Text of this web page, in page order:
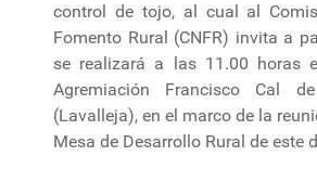
control de tojo, al cual al
Fomento Rural (CNFR) invita a
se realizará a las 11.00 horas
Agremiación Francisco Cal
(Lavalleja), en el marco de la
Mesa de Desarrollo Rural de este